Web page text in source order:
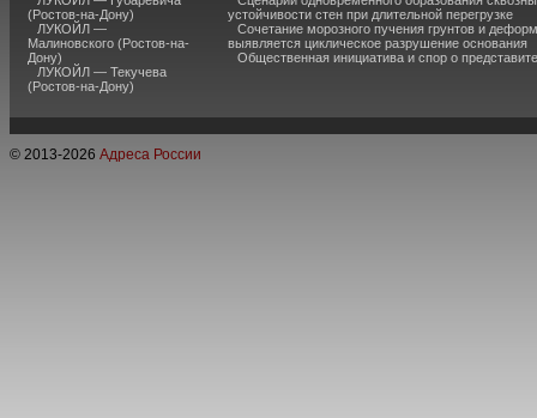
(Ростов-на-Дону)
ЛУКОЙЛ —
Малиновского (Ростов-на-
Дону)
ЛУКОЙЛ — Текучева
(Ростов-на-Дону)
устойчивости стен при длительной перегрузке
Сочетание морозного пучения грунтов и
выявляется циклическое разрушение основания
Общественная инициатива и спор о
© 2013-2026 Адреса России